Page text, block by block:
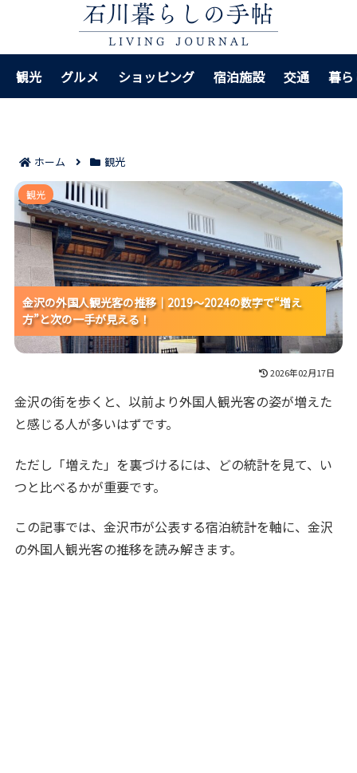
観光 グルメ ショッピング 宿泊施設 交通 暮
ホーム 観光
金沢の外国人観光客の推移｜2019〜2024の数字で“増
え方”と次の一手が見える！
金沢の外国人観光客の推移｜2019〜2024の数字で“増え
方”と次の一手が見える！
金沢の外国人観光客の推移｜2019〜2024の数字で“増え
方”と次の一手が見える！
金沢の外国人観光客の推移｜2019〜2024の数字で“増え
方”と次の一手が見える！
観光
2026年02月17日
金沢の街を歩くと、以前より外国人観光客の姿が増えた
と感じる人が多いはずです。
ただし「増えた」を裏づけるには、どの統計を見て、い
つと比べるかが重要です。
この記事では、金沢市が公表する宿泊統計を軸に、金沢
の外国人観光客の推移を読み解きます。